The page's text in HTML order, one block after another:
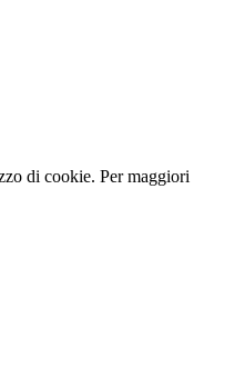
di cookie. Per maggiori